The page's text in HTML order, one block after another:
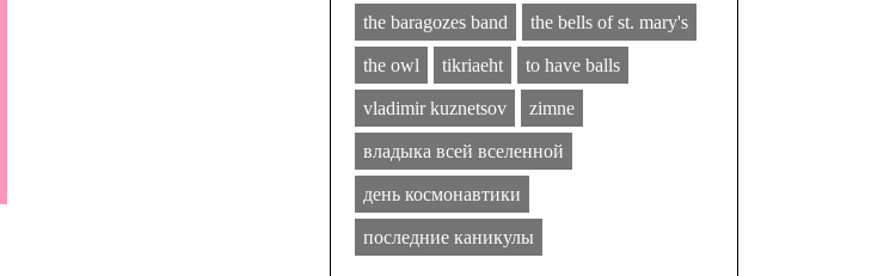
the baragozes band the bells of st. mary's
the owl tikriaeht to have balls
vladimir kuznetsov zimne
владыка всей вселенной
день космонавтики
последние каникулы